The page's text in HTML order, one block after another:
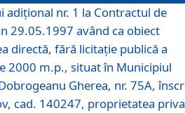
adiţional nr. 1 la Contractul de
29.05.1997 având ca obiect
directă, fără licitație publică a
2000 m.p., situat în Municipiul
Gherea, nr. 75A,
cad. 140247, proprietatea